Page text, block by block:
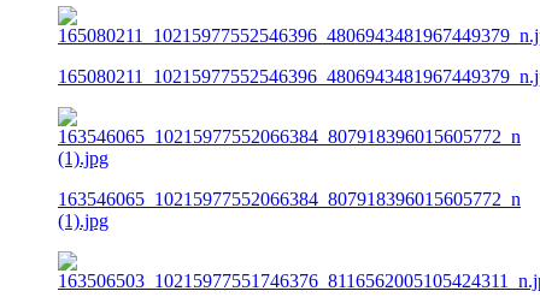
163546065_10215977552066384_807918396015605772_n
(1).jpg